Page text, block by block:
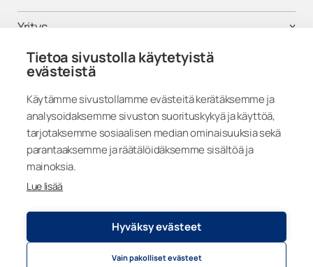
Tietoa sivustolla käytetyistä
evästeistä
Käytämme sivustollamme evästeitä kerätäksemme ja
analysoidaksemme sivuston suorituskykyä ja käyttöä,
tarjotaksemme sosiaalisen median ominaisuuksia sekä
parantaaksemme ja räätälöidäksemme sisältöä ja
mainoksia.
Lue lisää
Hyväksy evästeet
Vain pakolliset evästeet
Yritys
Tuki
Seuraa meitä
Finland